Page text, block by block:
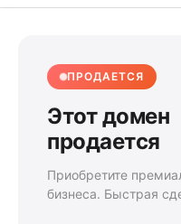
ПРОДАЕТСЯ
Этот домен
продается
Приобретите
бизнеса. Быстрая